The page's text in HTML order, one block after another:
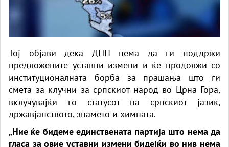
Тој објави дека ДНП нема да ги поддржи
предложените уставни измени и ќе продолжи со
институционалната борба за прашања што ги
смета за клучни за српскиот народ во Црна Гора,
вклучувајќи го статусот на српскиот јазик,
државјанството, знамето и химната.
„Ние ќе бидеме единствената партија што нема да
гласа за овие уставни измени бидејќи во нив нема